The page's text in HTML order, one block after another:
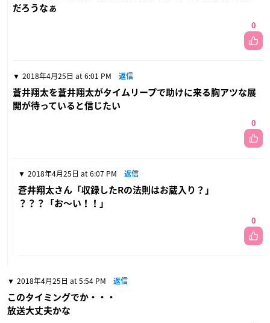
だろうなぁ
0
2018年4月25日 at 6:01 PM 返信
蒼井翔太を蒼井翔太がタイムリープで助けに来る胸アツな展
開が待っていると信じたい
0
2018年4月25日 at 6:07 PM 返信
蒼井翔太さん「収録したRの法則はお蔵入り？」
？？？「お〜い！！」
0
2018年4月25日 at 5:54 PM 返信
このタイミングでか・・・
放送大丈夫かな